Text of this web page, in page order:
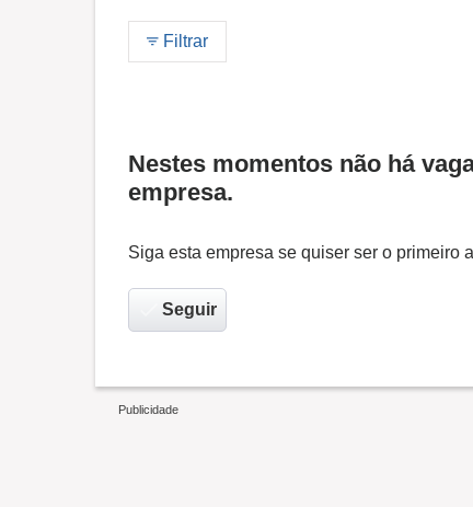
Filtrar
Nestes momentos não há
empresa.
Siga esta empresa se quiser ser o primeiro
Seguir